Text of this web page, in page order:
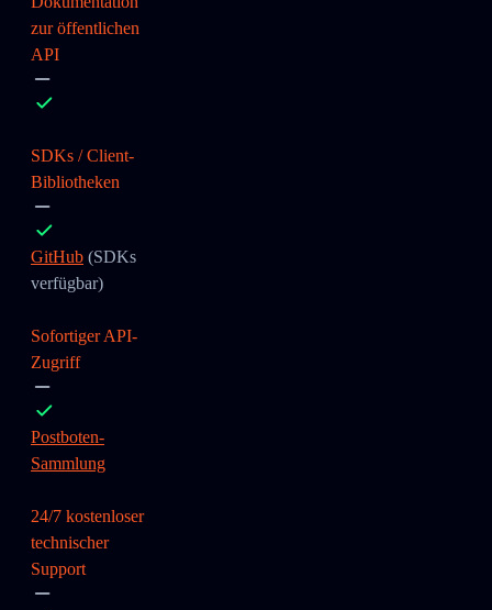
zur öffentlichen
API
SDKs / Client-
Bibliotheken
GitHub (SDKs
verfügbar)
Sofortiger API-
Zugriff
Postboten-
Sammlung
24/7 kostenloser
technischer
Support